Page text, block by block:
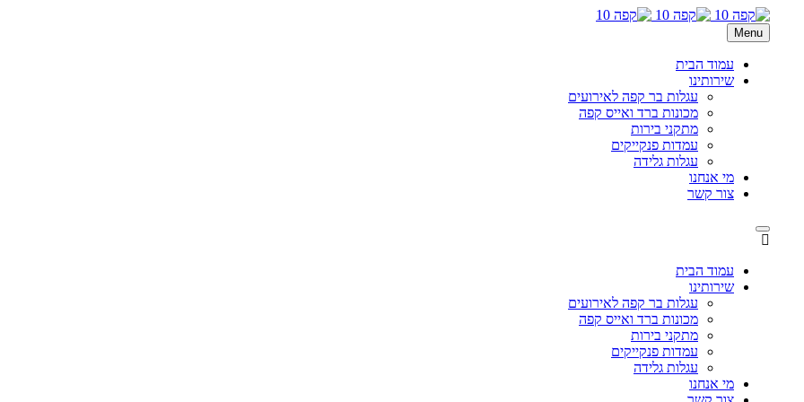
Menu
עמוד הבית
שירותינו
עגלות בר קפה לאירועים
מכונות ברד ואייס קפה
מתקני בירות
עמדות פנקייקים
עגלות גלידה
מי אנחנו
צור קשר
עמוד הבית
שירותינו
עגלות בר קפה לאירועים
מכונות ברד ואייס קפה
מתקני בירות
עמדות פנקייקים
עגלות גלידה
מי אנחנו